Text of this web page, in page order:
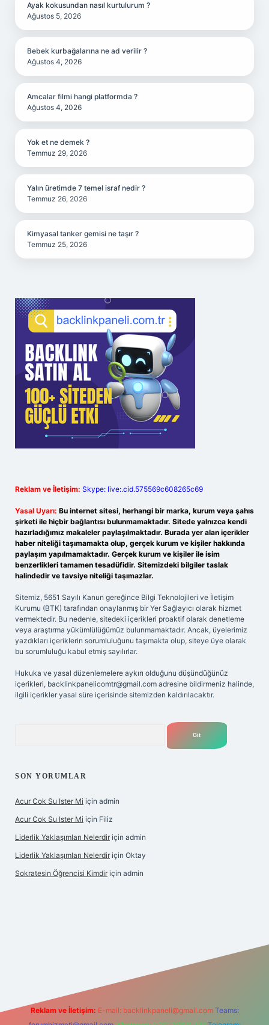
Ayak kokusundan nasıl kurtulurum ?
Ağustos 5, 2026
Bebek kurbağalarına ne ad verilir ?
Ağustos 4, 2026
Amcalar filmi hangi platformda ?
Ağustos 4, 2026
Yok et ne demek ?
Temmuz 29, 2026
Yalın üretimde 7 temel israf nedir ?
Temmuz 26, 2026
Kimyasal tanker gemisi ne taşır ?
Temmuz 25, 2026
Reklam ve İletişim: Skype: live:.cid.575569c608265c69
Yasal Uyarı: Bu internet sitesi, herhangi bir marka, kurum veya şahıs
şirketi ile hiçbir bağlantısı bulunmamaktadır. Sitede yalnızca kendi
hazırladığımız makaleler paylaşılmaktadır. Burada yer alan içerikler
haber niteliği taşımamakta olup, gerçek kurum ve kişiler hakkında
paylaşım yapılmamaktadır. Gerçek kurum ve kişiler ile isim
benzerlikleri tamamen tesadüfidir. Sitemizdeki bilgiler taslak
halindedir ve tavsiye niteliği taşımazlar.
Sitemiz, 5651 Sayılı Kanun gereğince Bilgi Teknolojileri ve İletişim
Kurumu (BTK) tarafından onaylanmış bir Yer Sağlayıcı olarak hizmet
vermektedir. Bu nedenle, sitedeki içerikleri proaktif olarak denetleme
veya araştırma yükümlülüğümüz bulunmamaktadır. Ancak, üyelerimiz
yazdıkları içeriklerin sorumluluğunu taşımakta olup, siteye üye olarak
bu sorumluluğu kabul etmiş sayılırlar.
Hukuka ve yasal düzenlemelere aykırı olduğunu düşündüğünüz
içerikleri, backlinkpanelicomtr@gmail.com adresine bildirmeniz halinde,
ilgili içerikler yasal süre içerisinde sitemizden kaldırılacaktır.
SON YORUMLAR
Acur Cok Su Ister Mi için admin
Acur Cok Su Ister Mi için Filiz
Liderlik Yaklaşımları Nelerdir için admin
Liderlik Yaklaşımları Nelerdir için Oktay
Sokratesin Öğrencisi Kimdir için admin
Reklam ve İletişim: E-mail: backlinkpaneli@gmail.com Teams: